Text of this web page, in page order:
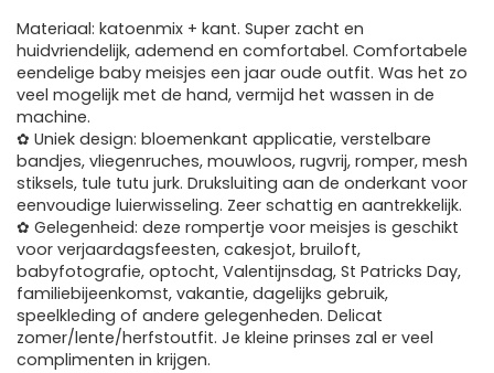
Materiaal: katoenmix + kant. Super zacht en
huidvriendelijk, ademend en comfortabel. Comfortabele
eendelige baby meisjes een jaar oude outfit. Was het zo
veel mogelijk met de hand, vermijd het wassen in de
machine.
✿ Uniek design: bloemenkant applicatie, verstelbare
bandjes, vliegenruches, mouwloos, rugvrij, romper, mesh
stiksels, tule tutu jurk. Druksluiting aan de onderkant voor
eenvoudige luierwisseling. Zeer schattig en aantrekkelijk.
✿ Gelegenheid: deze rompertje voor meisjes is geschikt
voor verjaardagsfeesten, cakesjot, bruiloft,
babyfotografie, optocht, Valentijnsdag, St Patricks Day,
familiebijeenkomst, vakantie, dagelijks gebruik,
speelkleding of andere gelegenheden. Delicat
zomer/lente/herfstoutfit. Je kleine prinses zal er veel
complimenten in krijgen.